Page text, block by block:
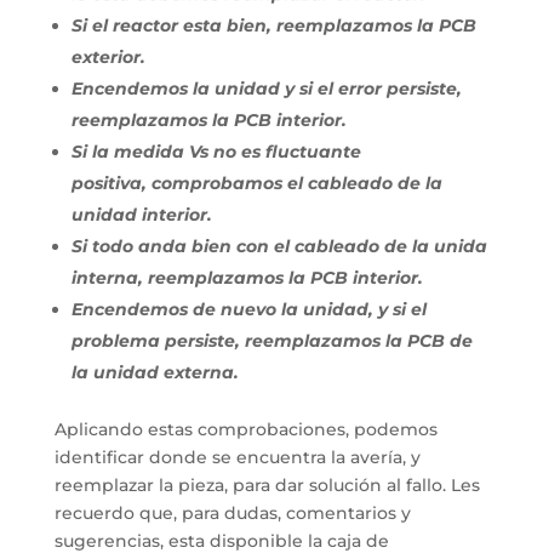
Si el reactor esta bien, reemplazamos la PCB
exterior.
Encendemos la unidad y si el error persiste,
reemplazamos la PCB interior.
Si la medida Vs no es fluctuante
positiva, comprobamos el cableado de la
unidad interior.
Si todo anda bien con el cableado de la unida
interna, reemplazamos la PCB interior.
Encendemos de nuevo la unidad, y si el
problema persiste, reemplazamos la PCB de
la unidad externa.
Aplicando estas comprobaciones, podemos
identificar donde se encuentra la avería, y
reemplazar la pieza, para dar solución al fallo. Les
recuerdo que, para dudas, comentarios y
sugerencias, esta disponible la caja de